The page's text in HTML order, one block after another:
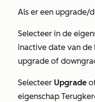
Als er een upgrade/
Selecteer in de
inactive date van de
upgrade of
Selecteer Upgrade
eigenschap